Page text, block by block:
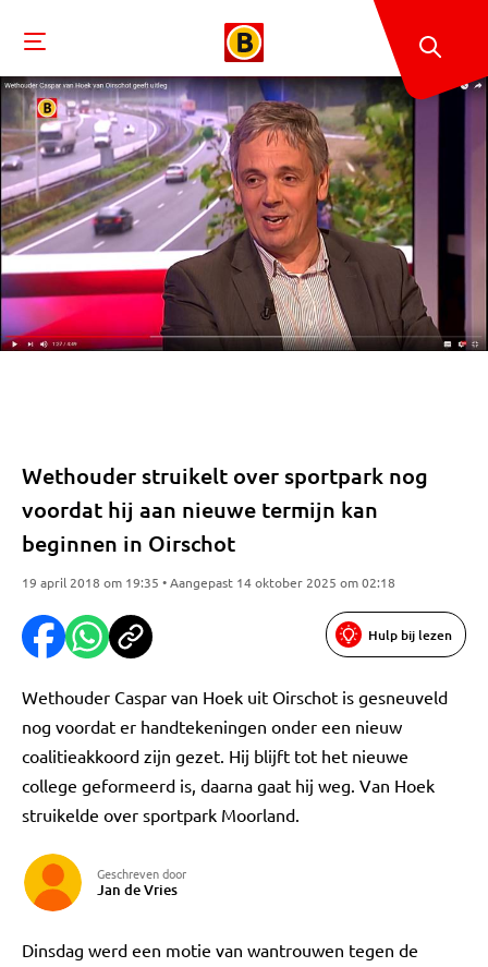
Wethouder struikelt over sportpark nog
voordat hij aan nieuwe termijn kan
beginnen in Oirschot
19 april 2018 om 19:35 • Aangepast 14 oktober 2025 om 02:18
Hulp bij lezen
Wethouder Caspar van Hoek uit Oirschot is gesneuveld
nog voordat er handtekeningen onder een nieuw
coalitieakkoord zijn gezet. Hij blijft tot het nieuwe
college geformeerd is, daarna gaat hij weg. Van Hoek
struikelde over sportpark Moorland.
Geschreven door
Jan de Vries
Dinsdag werd een motie van wantrouwen tegen de